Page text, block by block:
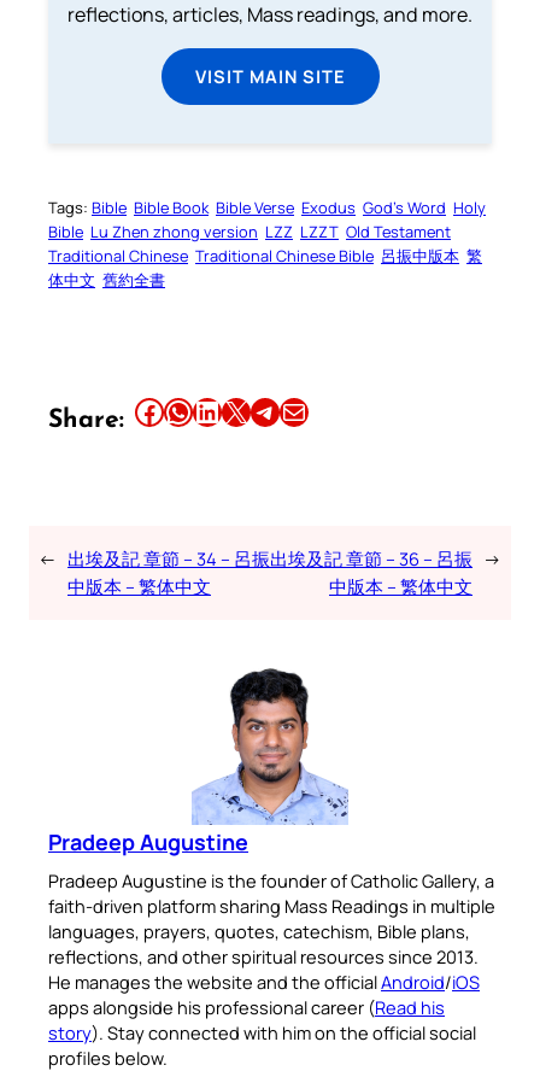
reflections, articles, Mass readings, and more.
VISIT MAIN SITE
Tags: Bible Bible Book Bible Verse Exodus God’s Word Holy
Bible Lu Zhen zhong version LZZ LZZT Old Testament
Traditional Chinese Traditional Chinese Bible 呂振中版本 繁
体中文 舊約全書
Share: Share this article on Facebook Share this article on WhatsApp Share this article on LinkedIn Share this article on X Share this article on TelegramEmail this Article
← 出埃及記 章節 – 34 – 呂振
中版本 – 繁体中文
出埃及記 章節 – 36 – 呂振
中版本 – 繁体中文
→
Pradeep Augustine
Pradeep Augustine is the founder of Catholic Gallery, a
faith-driven platform sharing Mass Readings in multiple
languages, prayers, quotes, catechism, Bible plans,
reflections, and other spiritual resources since 2013.
He manages the website and the officialAndroid/iOS
apps alongside his professional career (Read his
story). Stay connected with him on the official social
profiles below.